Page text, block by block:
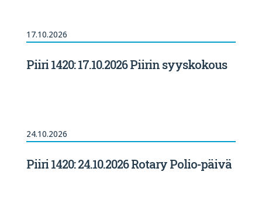
17.10.2026
Piiri 1420: 17.10.2026 Piirin syyskokous
24.10.2026
Piiri 1420: 24.10.2026 Rotary Polio-päivä